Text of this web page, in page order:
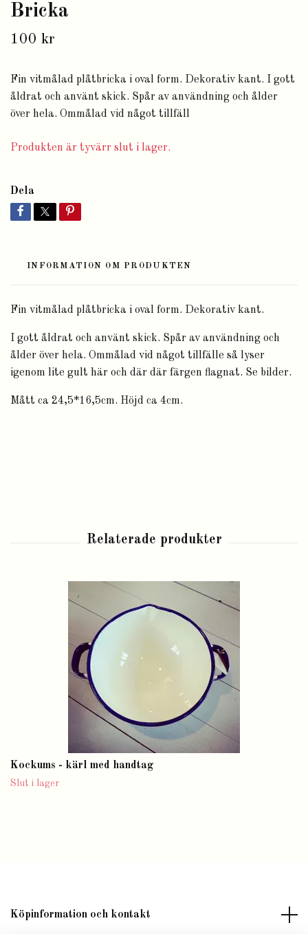
Bricka
100 kr
Fin vitmålad plåtbricka i oval form. Dekorativ kant. I gott
åldrat och använt skick. Spår av användning och ålder
över hela. Ommålad vid något tillfäll
Produkten är tyvärr slut i lager.
Dela
INFORMATION OM PRODUKTEN
Fin vitmålad plåtbricka i oval form. Dekorativ kant.
I gott åldrat och använt skick. Spår av användning och
ålder över hela. Ommålad vid något tillfälle så lyser
igenom lite gult här och där där färgen flagnat. Se bilder.
Mått ca 24,5*16,5cm. Höjd ca 4cm.
Kockums - kärl med handtag
Slut i lager
Köpinformation och kontakt